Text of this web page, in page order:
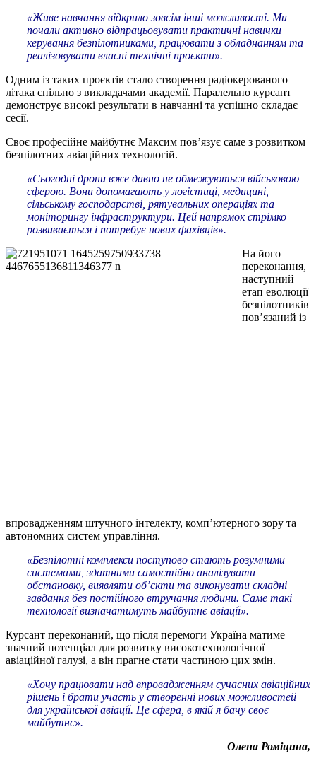
«Живе навчання відкрило зовсім інші можливості. Ми
почали активно відпрацьовувати практичні навички
керування безпілотниками, працювати з обладнанням та
реалізовувати власні технічні проєкти».
Одним із таких проєктів стало створення радіокерованого
літака спільно з викладачами академії. Паралельно курсант
демонструє високі результати в навчанні та успішно складає
сесії.
Своє професійне майбутнє Максим пов’язує саме з розвитком
безпілотних авіаційних технологій.
«Сьогодні дрони вже давно не обмежуються військовою
сферою. Вони допомагають у логістиці, медицині,
сільському господарстві, рятувальних операціях та
моніторингу інфраструктури. Цей напрямок стрімко
розвивається і потребує нових фахівців».
На його
переконання,
наступний
етап еволюції
безпілотників
пов’язаний із
впровадженням штучного інтелекту, комп’ютерного зору та
автономних систем управління.
«Безпілотні комплекси поступово стають розумними
системами, здатними самостійно аналізувати
обстановку, виявляти об’єкти та виконувати складні
завдання без постійного втручання людини. Саме такі
технології визначатимуть майбутнє авіації».
Курсант переконаний, що після перемоги Україна матиме
значний потенціал для розвитку високотехнологічної
авіаційної галузі, а він прагне стати частиною цих змін.
«Хочу працювати над впровадженням сучасних авіаційних
рішень і брати участь у створенні нових можливостей
для української авіації. Це сфера, в якій я бачу своє
майбутнє».
Олена Роміцина,